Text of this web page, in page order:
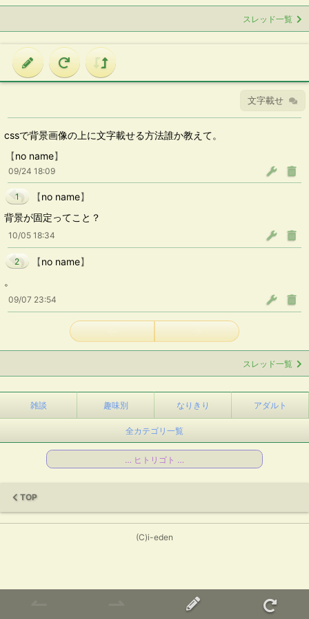
スレッド一覧
文字載せ
cssで背景画像の上に文字載せる方法誰か教えて。
【no name】
09/24 18:09
1 【no name】
背景が固定ってこと？
10/05 18:34
2 【no name】
。
09/07 23:54
スレッド一覧
雑談 趣味別 なりきり アダルト
全カテゴリ一覧
… ヒトリゴト …
TOP
(C)i-eden